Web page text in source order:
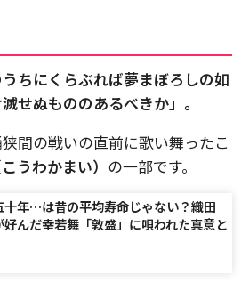
うちにくらぶれば夢まぼろしの如
せぬもののあるべきか」。
間の戦いの直前に歌い舞ったこ
うわかまい） の一部です。
十年…は昔の平均寿命じゃない？織田
好んだ幸若舞「敦盛」に唄われた真意と